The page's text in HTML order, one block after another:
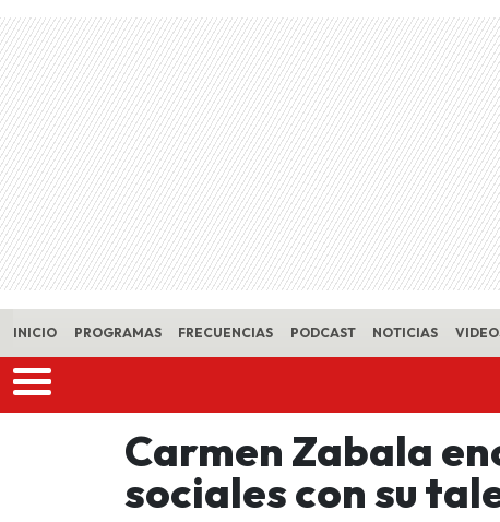
Skip to main content
INICIO PROGRAMAS FRECUENCIAS PODCAST NOTICIAS
Carmen Zabala
sociales con su